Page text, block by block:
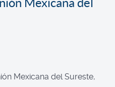
Mexicana del Sureste,